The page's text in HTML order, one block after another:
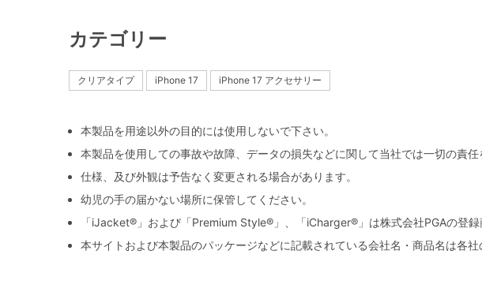
カテゴリー
クリアタイプ iPhone 17 iPhone 17 アクセサリー
本製品を用途以外の目的には使用しないで下さい。
本製品を使用しての事故や故障、データの損失などに関して当社では一切の責
仕様、及び外観は予告なく変更される場合があります。
幼児の手の届かない場所に保管してください。
「iJacket®」および「Premium Style®」、「iCharger®」は株式会社PGAの登録
本サイトおよび本製品のパッケージなどに記載されている会社名・商品名は各社